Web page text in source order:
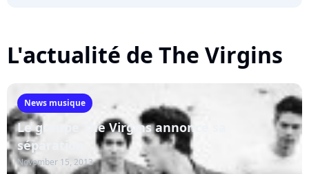
L'actualité de The Virgins
News musique
Le groupe The Virgins annonce sa
séparation
November 15, 2013